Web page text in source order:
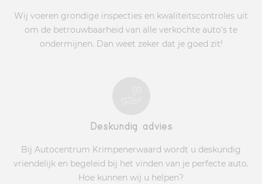
Wij voeren grondige inspecties en kwaliteitscontroles uit
om de betrouwbaarheid van alle verkochte auto's te
ondermijnen. Dan weet zeker dat je goed zit!
Deskundig advies
Bij Autocentrum Krimpenerwaard wordt u deskundig
vriendelijk en begeleid bij het vinden van je perfecte auto.
Hoe kunnen wij u helpen?